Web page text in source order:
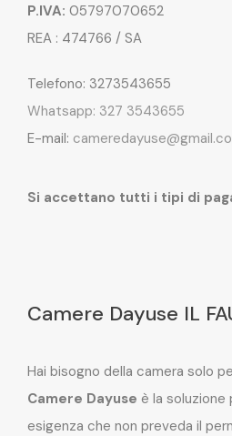
P.IVA: 05797070652
REA : 474766 / SA
Telefono: 3273543655
Whatsapp: 327 3543655
E-mail:
Si accettano tutti i tipi di
Camere Dayuse IL
Hai bisogno della camera solo
Camere Dayuse è la
esigenza che non preveda il